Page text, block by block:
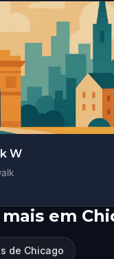
W
em
de Chicago